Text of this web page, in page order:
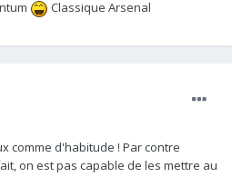
Classique Arsenal
comme d'habitude ! Par contre
on est pas capable de les mettre au